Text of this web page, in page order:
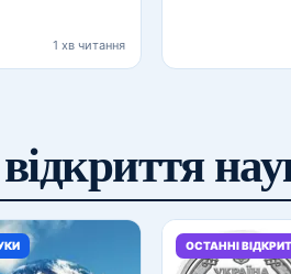
1 хв читання
ОСТАННІ